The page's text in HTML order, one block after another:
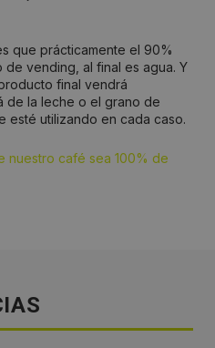
que prácticamente el 90%
vending, al final es agua. Y
final vendrá
de la leche o el grano de
esté utilizando en cada caso.
nuestro café sea 100% de